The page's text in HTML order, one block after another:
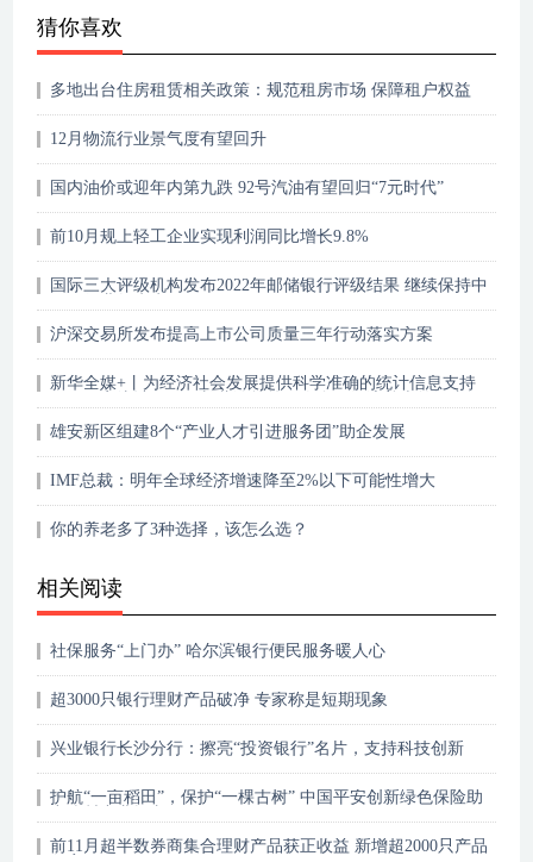
猜你喜欢
多地出台住房租赁相关政策：规范租房市场 保障租户权益
12月物流行业景气度有望回升
国内油价或迎年内第九跌 92号汽油有望回归“7元时代”
前10月规上轻工企业实现利润同比增长9.8%
国际三大评级机构发布2022年邮储银行评级结果 继续保持中
沪深交易所发布提高上市公司质量三年行动落实方案
新华全媒+丨为经济社会发展提供科学准确的统计信息支持
雄安新区组建8个“产业人才引进服务团”助企发展
IMF总裁：明年全球经济增速降至2%以下可能性增大
你的养老多了3种选择，该怎么选？
相关阅读
社保服务“上门办” 哈尔滨银行便民服务暖人心
超3000只银行理财产品破净 专家称是短期现象
兴业银行长沙分行：擦亮“投资银行”名片，支持科技创新
护航“一亩稻田”，保护“一棵古树” 中国平安创新绿色保险助
前11月超半数券商集合理财产品获正收益 新增超2000只产品